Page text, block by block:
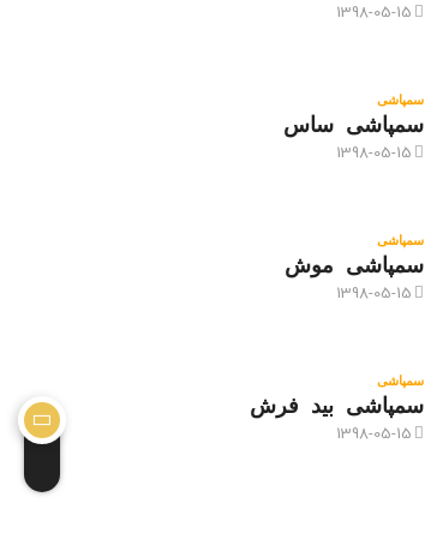
1398-05-15
سمپاشی
سمپاشی ساس
1398-05-15
سمپاشی
سمپاشی موش
1398-05-15
سمپاشی
سمپاشی بید فرش
1398-05-15